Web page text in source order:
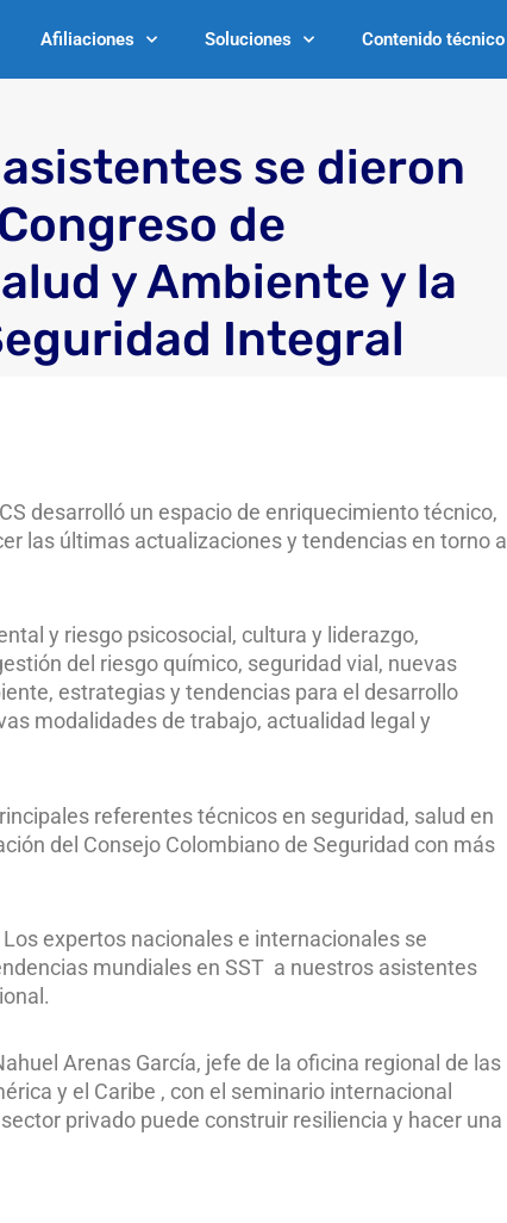
Afiliaciones Soluciones Contenido técnico
se dieron
de
y Ambiente y la
Integral
desarrolló un espacio de enriquecimiento técnico,
las últimas actualizaciones y tendencias en torno a
y riesgo psicosocial, cultura y liderazgo,
del riesgo químico, seguridad vial, nuevas
estrategias y tendencias para el desarrollo
modalidades de trabajo, actualidad legal y
referentes técnicos en seguridad, salud en
del Consejo Colombiano de Seguridad con más
expertos nacionales e internacionales se
mundiales en SST a nuestros asistentes
Arenas García, jefe de la oficina regional de las
y el Caribe , con el seminario internacional
privado puede construir resiliencia y hacer una